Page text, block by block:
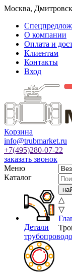
Москва,
О компании
Оплата и
Клиентам
Контакты
Вход
Корзина
info@trubmarket.ru
+7(495)280-07-22
заказать звонок
Меню
Каталог
Детали
△
▽